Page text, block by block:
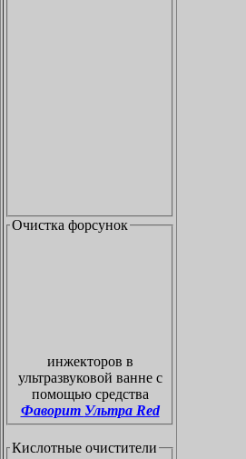
Очистка форсунок
инжекторов в
ультразвуковой ванне с
помощью средства
Фаворит Ультра Red
Кислотные очистители